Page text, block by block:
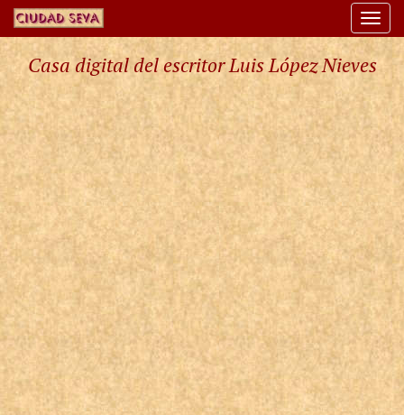
Casa digital del escritor Luis López Nieves